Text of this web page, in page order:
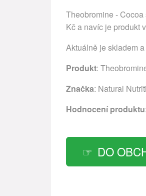
Theobromine -
Kč a navíc je produkt
Aktuálně je skladem
Produkt:
Značka: Natural
Hodnocení produktu:
DO